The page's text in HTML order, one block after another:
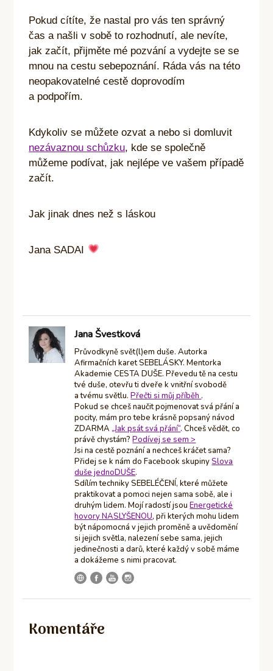
Pokud cítíte, že nastal pro vás ten správný
čas a našli v sobě to rozhodnutí, ale nevíte,
jak začít, přijměte mé pozvání a vydejte se se
mnou na cestu sebepoznání. Ráda vás na této
neopakovatelné cestě doprovodím
a podpořím.
Kdykoliv se můžete ozvat a nebo si domluvit
nezávaznou schůzku, kde se společně
můžeme podívat, jak nejlépe ve vašem případě
začít.
Jak jinak dnes než s láskou
Jana SADAI
Jana Švestková
Průvodkyně svět(l)em duše. Autorka
Afirmačních karet SEBELÁSKY. Mentorka
Akademie CESTA DUŠE. Převedu tě na cestu
tvé duše, otevřu ti dveře k vnitřní svobodě
a tvému světlu.Přečti si můj příběh .
Pokud se chceš naučit pojmenovat svá přání a
pocity, mám pro tebe krásně popsaný návod
ZDARMA „Jak psát svá přání“. Chceš vědět, co
právě chystám?Podívej se sem >
Jsi na cestě poznání a nechceš kráčet sama?
Přidej se k nám do Facebook skupiny Slova
duše jednoDUŠE.
Sdílím techniky SEBELÉČENÍ, které můžete
praktikovat a pomoci nejen sama sobě, ale i
druhým lidem. Mojí radostí jsouEnergetické
hovory NASLYŠENOU, při kterých mohu lidem
být nápomocná v jejich proměně a uvědomění
si jejich světla, nalezení sebe sama, jejich
jedinečnosti a darů, které každý v sobě máme
a dokážeme s nimi pracovat.
Komentáře